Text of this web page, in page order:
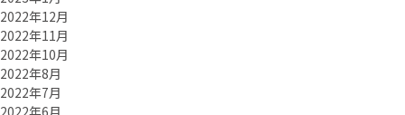
2022年12月
2022年11月
2022年10月
2022年8月
2022年7月
2022年6月